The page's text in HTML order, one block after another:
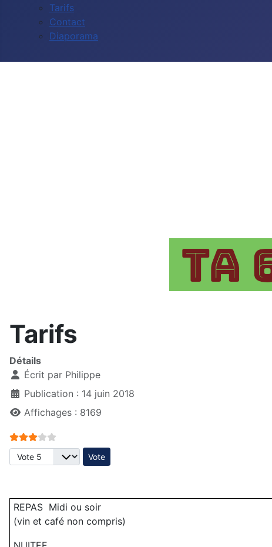
Tarifs
Contact
Diaporama
Tarifs
Détails
Écrit par Philippe
Publication : 14 juin 2018
Affichages : 8169
Vote utilisateur:
Veuillez voter
REPAS Midi ou soir
(vin et café non compris)